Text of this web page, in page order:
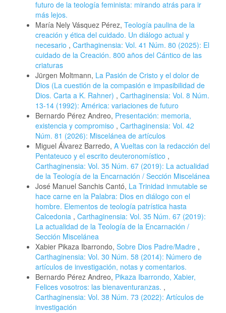
futuro de la teología feminista: mirando atrás para ir
más lejos.
María Nely Vásquez Pérez, Teología paulina de la
creación y ética del cuidado. Un diálogo actual y
necesario , Carthaginensia: Vol. 41 Núm. 80 (2025): El
cuidado de la Creación. 800 años del Cántico de las
criaturas
Jürgen Moltmann, La Pasión de Cristo y el dolor de
Dios (La cuestión de la compasión e impasibilidad de
Dios. Carta a K. Rahner) , Carthaginensia: Vol. 8 Núm.
13-14 (1992): América: variaciones de futuro
Bernardo Pérez Andreo, Presentación: memoria,
existencia y compromiso , Carthaginensia: Vol. 42
Núm. 81 (2026): Miscelánea de artículos
Miguel Álvarez Barredo, A Vueltas con la redacción del
Pentateuco y el escrito deuteronomístico ,
Carthaginensia: Vol. 35 Núm. 67 (2019): La actualidad
de la Teología de la Encarnación / Sección Miscelánea
José Manuel Sanchis Cantó, La Trinidad inmutable se
hace carne en la Palabra: Dios en diálogo con el
hombre. Elementos de teología patrística hasta
Calcedonia , Carthaginensia: Vol. 35 Núm. 67 (2019):
La actualidad de la Teología de la Encarnación /
Sección Miscelánea
Xabier Pikaza Ibarrondo, Sobre Dios Padre/Madre ,
Carthaginensia: Vol. 30 Núm. 58 (2014): Número de
artículos de investigación, notas y comentarios.
Bernardo Pérez Andreo, Pikaza Ibarrondo, Xabier,
Felices vosotros: las bienaventuranzas. ,
Carthaginensia: Vol. 38 Núm. 73 (2022): Artículos de
investigación